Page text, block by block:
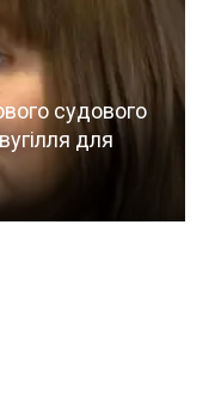
судового
для